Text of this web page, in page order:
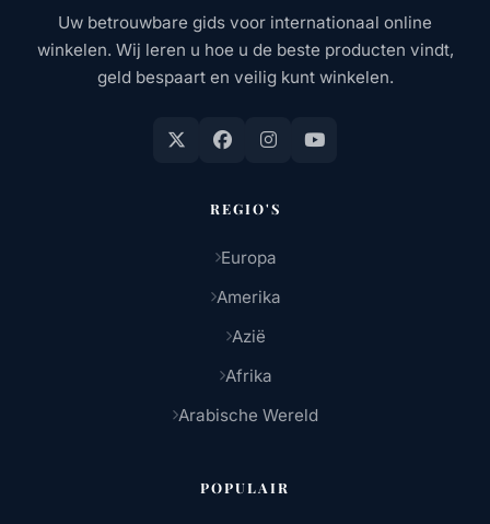
Uw betrouwbare gids voor internationaal online
winkelen. Wij leren u hoe u de beste producten vindt,
geld bespaart en veilig kunt winkelen.
REGIO'S
Europa
Amerika
Azië
Afrika
Arabische Wereld
POPULAIR